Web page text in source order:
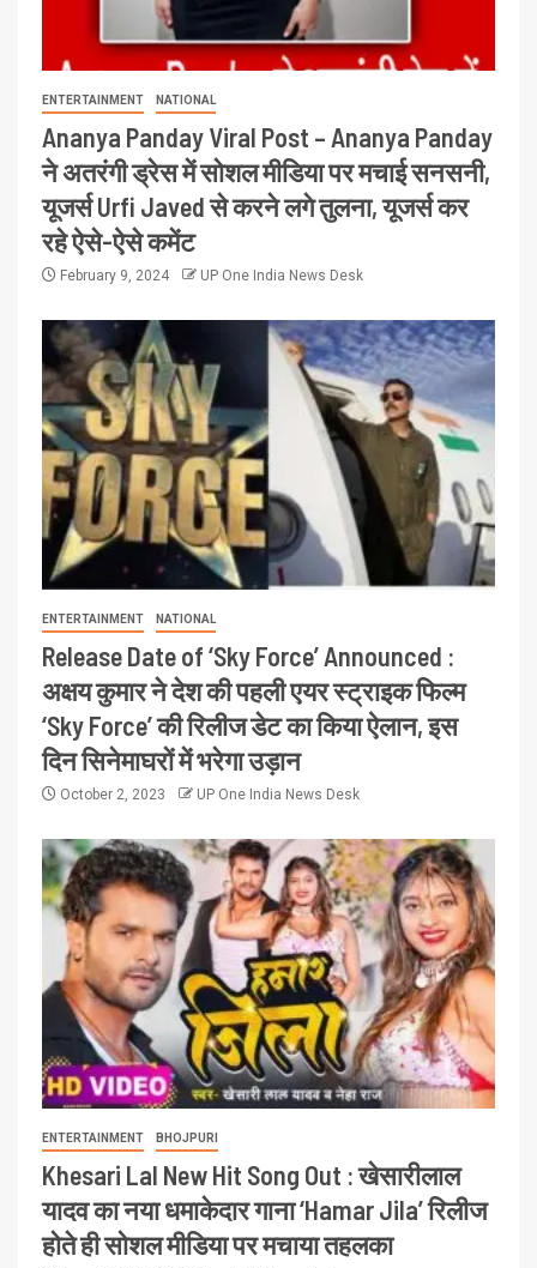
ENTERTAINMENT NATIONAL
Ananya Panday Viral Post – Ananya Panday
ने अतरंगी ड्रेस में सोशल मीडिया पर मचाई सनसनी,
यूजर्स Urfi Javed से करने लगे तुलना, यूजर्स कर
रहे ऐसे-ऐसे कमेंट
February 9, 2024 UP One India News Desk
ENTERTAINMENT NATIONAL
Release Date of ‘Sky Force’ Announced :
अक्षय कुमार ने देश की पहली एयर स्ट्राइक फिल्म
‘Sky Force’ की रिलीज डेट का किया ऐलान, इस
दिन सिनेमाघरों में भरेगा उड़ान
October 2, 2023 UP One India News Desk
ENTERTAINMENT BHOJPURI
Khesari Lal New Hit Song Out : खेसारीलाल
यादव का नया धमाकेदार गाना ‘Hamar Jila’ रिलीज
होते ही सोशल मीडिया पर मचाया तहलका